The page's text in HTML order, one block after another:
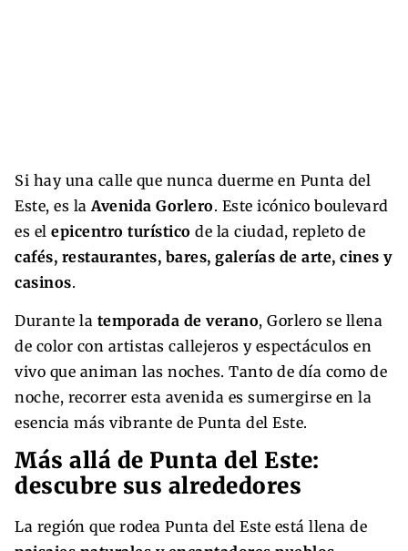
Si hay una calle que nunca duerme en Punta del
Este, es la Avenida Gorlero. Este icónico boulevard
es el epicentro turístico de la ciudad, repleto de
cafés, restaurantes, bares, galerías de arte, cines y
casinos.
Durante la temporada de verano, Gorlero se llena
de color con artistas callejeros y espectáculos en
vivo que animan las noches. Tanto de día como de
noche, recorrer esta avenida es sumergirse en la
esencia más vibrante de Punta del Este.
Más allá de Punta del Este:
descubre sus alrededores
La región que rodea Punta del Este está llena de